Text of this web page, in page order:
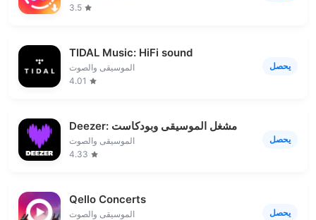
3.5
TIDAL Music: HiFi sound
الموسيقى والصوت
4.01
يحصل
Deezer: مشغل الموسيقى وبودكاست
الموسيقى والصوت
4.33
يحصل
Qello Concerts
الموسيقى والصوت
يحصل